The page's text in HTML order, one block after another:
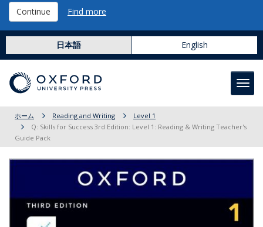
Continue Find more
日本語 English
ホーム Reading and Writing
Level 1
Q: Skills for Success 3rd Edition: Level 1: Reading & Writing Teacher's
Guide Pack